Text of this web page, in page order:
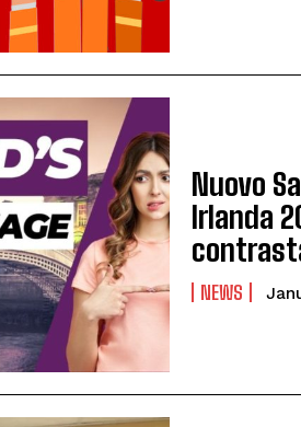
Nuovo
Irlanda
NEWS